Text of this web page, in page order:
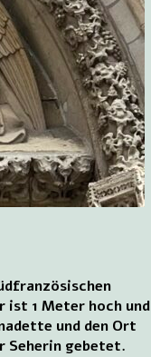
ist 1 Meter hoch und
und den Ort
Seherin gebetet.